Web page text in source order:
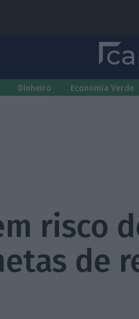
Dinheiro Economia Verde
risco
de